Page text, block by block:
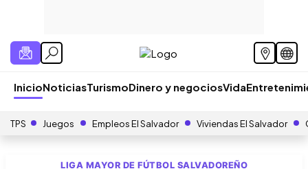
InicioNoticiasTurismoDinero y negociosVida
TPS Juegos Empleos El Salvador Viviendas El Salvador